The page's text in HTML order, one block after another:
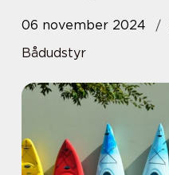
06 november 2024
Bådudstyr